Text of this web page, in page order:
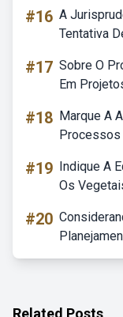
#16 A
Tentativa
#17 Sobre O
Em
#18 Marque A
Processos
#19 Indique A
Os
#20
Related Posts